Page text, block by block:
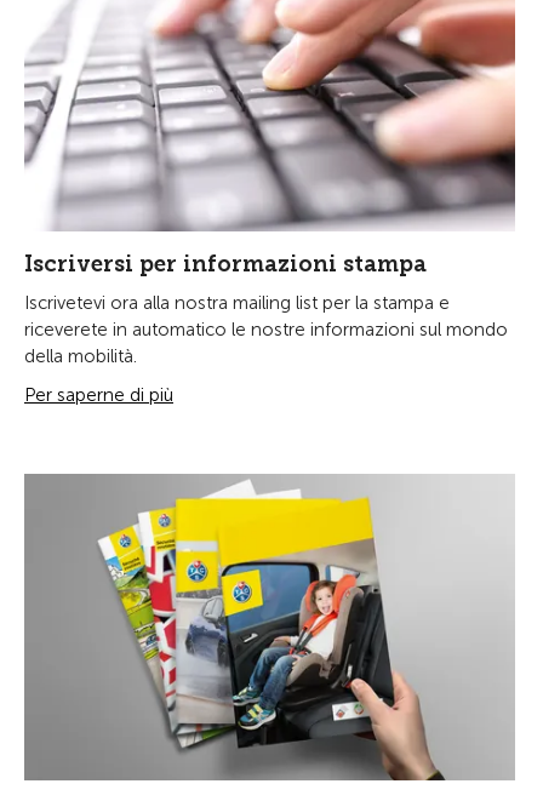
Iscriversi per informazioni stampa
Iscrivetevi ora alla nostra mailing list per la stampa e
riceverete in automatico le nostre informazioni sul mondo
della mobilità.
Per saperne di più